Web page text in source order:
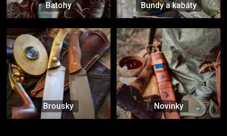
Batohy Bundy a kabáty
Brousky Novinky